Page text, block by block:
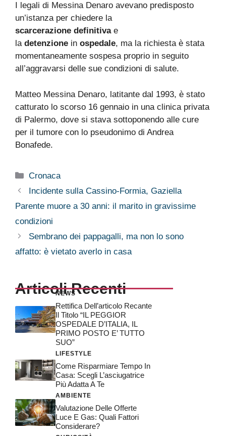
I legali di Messina Denaro avevano predisposto
un’istanza per chiedere la
scarcerazione definitivae
la detenzione in ospedale, ma la richiesta è stata
momentaneamente sospesa proprio in seguito
all’aggravarsi delle sue condizioni di salute.
Matteo Messina Denaro, latitante dal 1993, è stato
catturato lo scorso 16 gennaio in una clinica privata
di Palermo, dove si stava sottoponendo alle cure
per il tumore con lo pseudonimo di Andrea
Bonafede.
Categorie
Cronaca
Incidente sulla Cassino-Formia, Gaziella
Parente muore a 30 anni: il marito in gravissime
condizioni
Sembrano dei pappagalli, ma non lo sono
affatto: è vietato averlo in casa
Articoli Recenti
NEWS
Rettifica Dell’articolo Recante
Il Titolo “IL PEGGIOR
OSPEDALE D’ITALIA, IL
PRIMO POSTO E’ TUTTO
SUO”
LIFESTYLE
Come Risparmiare Tempo In
Casa: Scegli L’asciugatrice
Più Adatta A Te
AMBIENTE
Valutazione Delle Offerte
Luce E Gas: Quali Fattori
Considerare?